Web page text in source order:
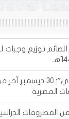
توزيع وجبات
“التعليم العالي”:
المصرية
30% من المصروفات